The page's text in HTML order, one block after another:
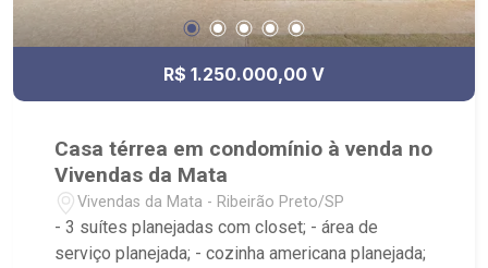
R$ 1.250.000,00 V
Casa térrea em condomínio à venda no
Vivendas da Mata
Vivendas da Mata - Ribeirão Preto/SP
- 3 suítes planejadas com closet; - área de
serviço planejada; - cozinha americana planejada;